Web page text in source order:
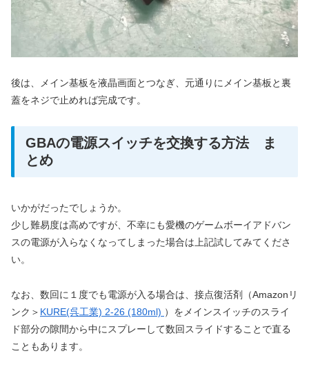
後は、メイン基板を液晶画面とつなぎ、元通りにメイン基板と裏
蓋をネジで止めれば完成です。
GBAの電源スイッチを交換する方法 ま
とめ
いかがだったでしょうか。
少し難易度は高めですが、不幸にも愛機のゲームボーイアドバン
スの電源が入らなくなってしまった場合は上記試してみてくださ
い。
なお、数回に１度でも電源が入る場合は、接点復活剤（Amazonリ
ンク＞ KURE(呉工業) 2-26 (180ml) ）をメインスイッチのスライ
ド部分の隙間から中にスプレーして数回スライドすることで直る
こともあります。